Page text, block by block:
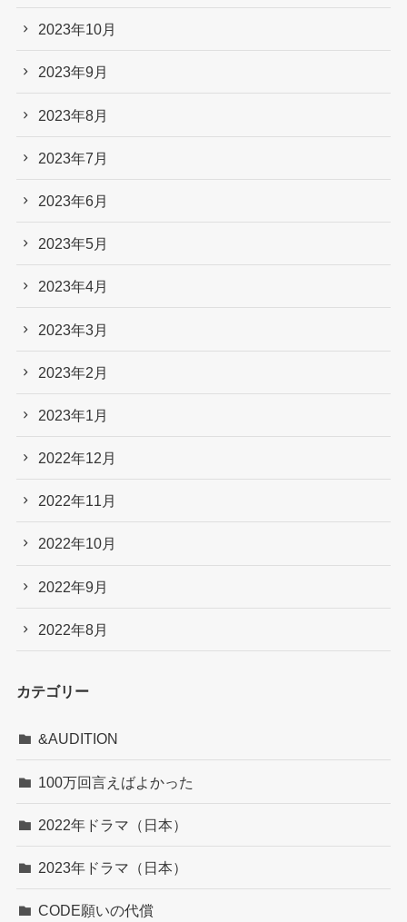
2023年10月
2023年9月
2023年8月
2023年7月
2023年6月
2023年5月
2023年4月
2023年3月
2023年2月
2023年1月
2022年12月
2022年11月
2022年10月
2022年9月
2022年8月
カテゴリー
&AUDITION
100万回言えばよかった
2022年ドラマ（日本）
2023年ドラマ（日本）
CODE願いの代償